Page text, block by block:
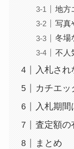
地方
写真
冬場
不人
入札され
カチエッ
入札期間
査定額の
まとめ